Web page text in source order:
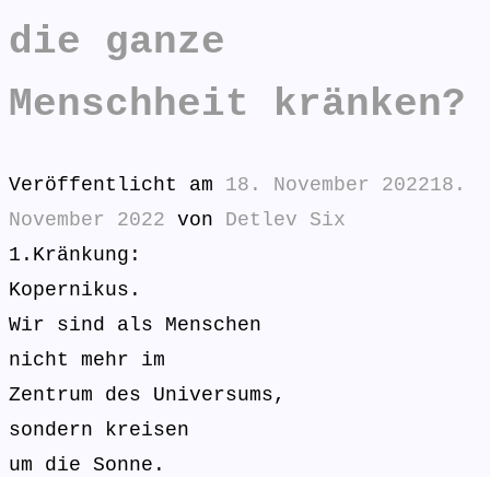
die ganze
Menschheit kränken?
Veröffentlicht am 18. November 202218.
November 2022 von Detlev Six
1.Kränkung:
Kopernikus.
Wir sind als Menschen
nicht mehr im
Zentrum des Universums,
sondern kreisen
um die Sonne.